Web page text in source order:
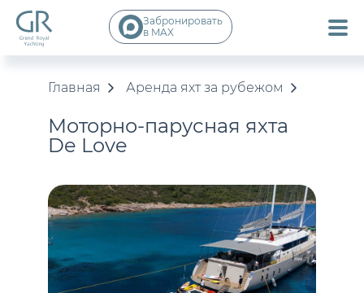
Забронировать
в MAX
Главная Аренда яхт за рубежом
Моторно-парусная яхта
De Love